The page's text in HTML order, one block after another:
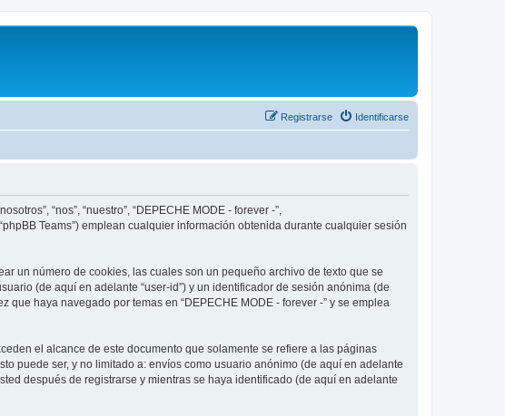
Identificarse
Registrarse
“nos”, “nuestro”, “DEPECHE MODE - forever -”,
Teams”) emplean cualquier información obtenida durante cualquier sesión
un número de cookies, las cuales son un pequeño archivo de texto que se
(de aquí en adelante “user-id”) y un identificador de sesión anónima (de
haya navegado por temas en “DEPECHE MODE - forever -” y se emplea
el alcance de este documento que solamente se refiere a las páginas
puede ser, y no limitado a: envíos como usuario anónimo (de aquí en adelante
después de registrarse y mientras se haya identificado (de aquí en adelante